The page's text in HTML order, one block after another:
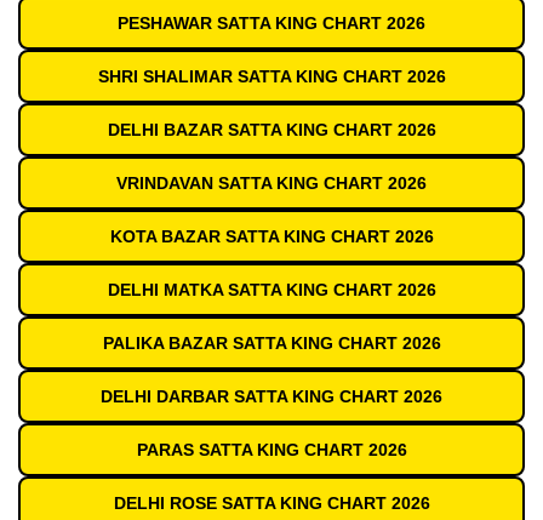
PESHAWAR SATTA KING CHART 2026
SHRI SHALIMAR SATTA KING CHART 2026
DELHI BAZAR SATTA KING CHART 2026
VRINDAVAN SATTA KING CHART 2026
KOTA BAZAR SATTA KING CHART 2026
DELHI MATKA SATTA KING CHART 2026
PALIKA BAZAR SATTA KING CHART 2026
DELHI DARBAR SATTA KING CHART 2026
PARAS SATTA KING CHART 2026
DELHI ROSE SATTA KING CHART 2026